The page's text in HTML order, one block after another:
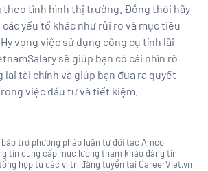
tình hình thị trường. Đồng thời hãy
yếu tố khác như rủi ro và mục tiêu
vọng việc sử dụng công cụ tính lãi
sẽ giúp bạn có cái nhìn rõ
lai tài chính và giúp bạn đưa ra quyết
việc đầu tư và tiết kiệm.
trợ phương pháp luận từ đối tác Amco
tin cung cấp mức lương tham khảo đáng tin
hợp từ các vị trí đăng tuyển tại CareerViet.vn